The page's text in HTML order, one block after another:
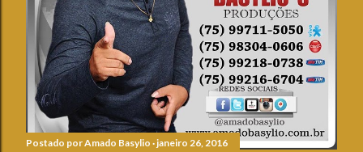
Postado porAmado Basylio janeiro 26, 2016